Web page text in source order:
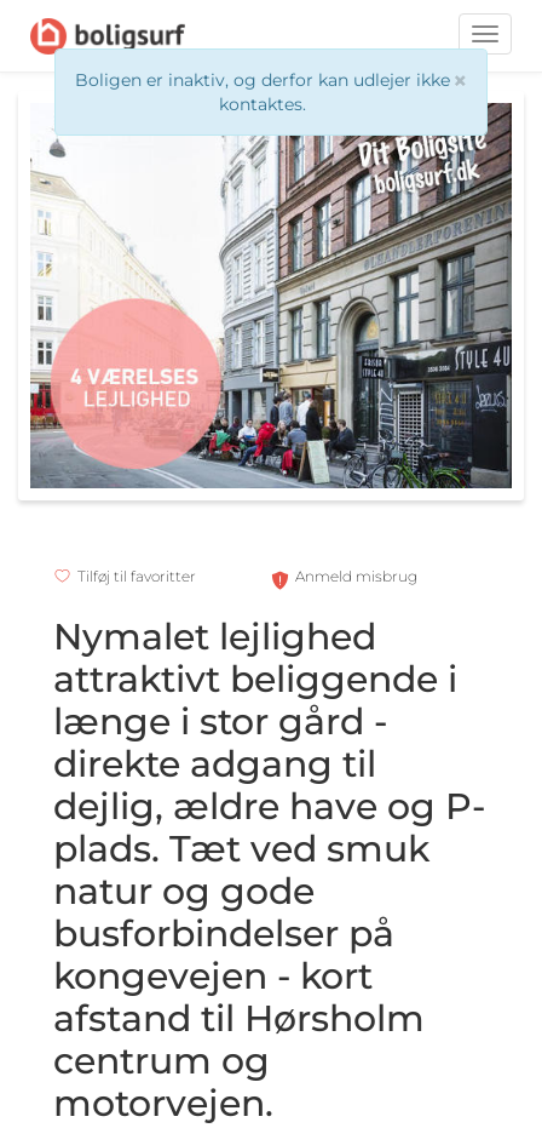
Toggle
×
Boligen er inaktiv, og derfor kan udlejer ikke
kontaktes.
Tilføj til favoritter Anmeld misbrug
Nymalet lejlighed
attraktivt beliggende i
længe i stor gård -
direkte adgang til
dejlig, ældre have og P-
plads. Tæt ved smuk
natur og gode
busforbindelser på
kongevejen - kort
afstand til Hørsholm
centrum og
motorvejen.